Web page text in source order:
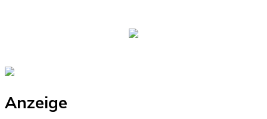
Anzeige